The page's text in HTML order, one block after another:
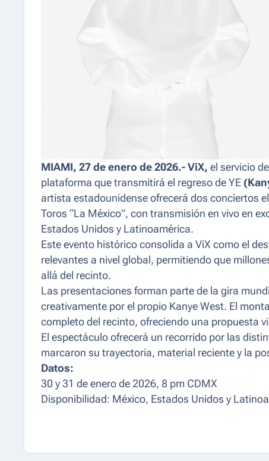
MIAMI, 27 de enero de 2026.- ViX, el servicio
plataforma que transmitirá el regreso de YE
artista estadounidense ofrecerá dos conciertos
Toros “La México”, con transmisión en vivo en
Estados Unidos y Latinoamérica.
Este evento histórico consolida a ViX como el
relevantes a nivel global, permitiendo que
allá del recinto.
Las presentaciones forman parte de la gira
creativamente por el propio Kanye West. El
completo del recinto, ofreciendo una propuesta
El espectáculo ofrecerá un recorrido por las
marcaron su trayectoria, material reciente y la
Datos:
30 y 31 de enero de 2026, 8 pm CDMX
Disponibilidad: México, Estados Unidos y